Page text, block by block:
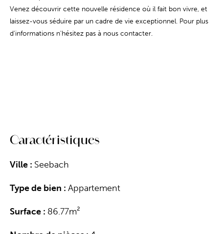
Venez découvrir cette nouvelle résidence où il fait bon vivre, et
laissez-vous séduire par un cadre de vie exceptionnel. Pour plus
d'informations n'hésitez pas à nous contacter.
Caractéristiques
Ville : Seebach
Type de bien : Appartement
Surface : 86.77m²